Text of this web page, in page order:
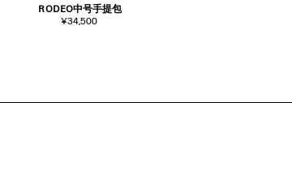
RODEO中号手提包
¥34,500